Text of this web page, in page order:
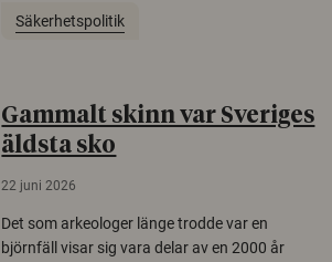
Säkerhetspolitik
Gammalt skinn var Sveriges
äldsta sko
22 juni 2026
Det som arkeologer länge trodde var en
björnfäll visar sig vara delar av en 2000 år